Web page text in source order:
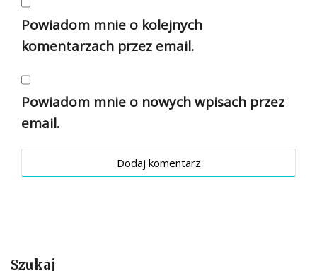
Powiadom mnie o kolejnych
komentarzach przez email.
Powiadom mnie o nowych wpisach przez
email.
Szukaj